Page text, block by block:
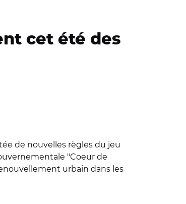
cet été des
de nouvelles règles du jeu
"Coeur de
urbain dans les